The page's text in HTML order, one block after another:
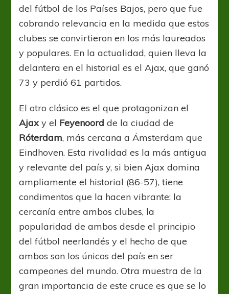
del fútbol de los Países Bajos, pero que fue
cobrando relevancia en la medida que estos
clubes se convirtieron en los más laureados
y populares. En la actualidad, quien lleva la
delantera en el historial es el Ajax, que ganó
73 y perdió 61 partidos.
El otro clásico es el que protagonizan el
Ajaxy el Feyenoord de la ciudad de
Róterdam, más cercana a Ámsterdam que
Eindhoven. Esta rivalidad es la más antigua
y relevante del país y, si bien Ajax domina
ampliamente el historial (86-57), tiene
condimentos que la hacen vibrante: la
cercanía entre ambos clubes, la
popularidad de ambos desde el principio
del fútbol neerlandés y el hecho de que
ambos son los únicos del país en ser
campeones del mundo. Otra muestra de la
gran importancia de este cruce es que se lo